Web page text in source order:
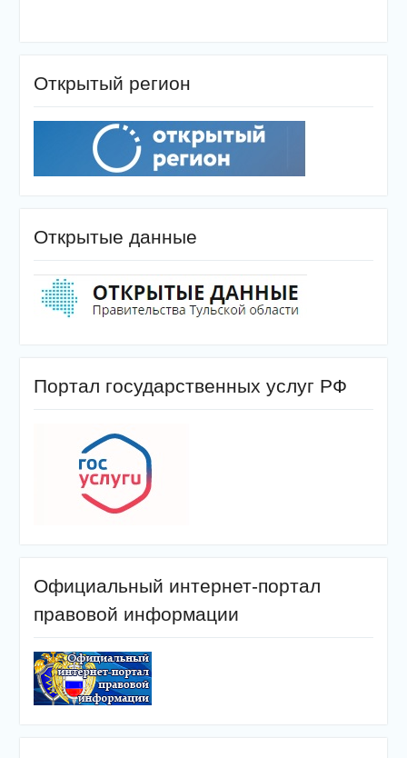
Открытый регион
Открытые данные
Портал государственных услуг РФ
Официальный интернет-портал
правовой информации